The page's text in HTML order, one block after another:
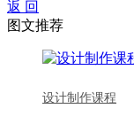
返 回
图文推荐
设计制作课程